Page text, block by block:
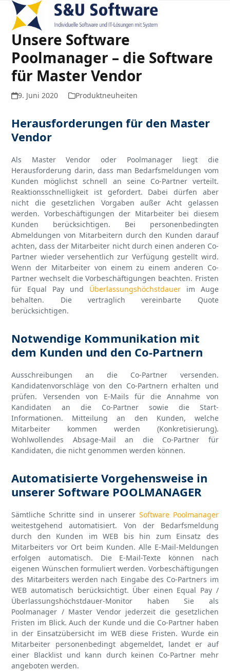
Skip
content
Open
mobile
menu
Close
mobile
menu
Unsere Software
Poolmanager – die Software
für Master Vendor
9. Juni 2020 Produktneuheiten
Herausforderungen für den Master
Vendor
Als Master Vendor oder Poolmanager liegt die
Herausforderung darin, dass man Bedarfsmeldungen vom
Kunden möglichst schnell an seine Co-Partner verteilt.
Reaktionsschnelligkeit ist gefordert. Dabei dürfen aber
nicht die gesetzlichen Vorgaben außer Acht gelassen
werden. Vorbeschäftigungen der Mitarbeiter bei diesem
Kunden berücksichtigen. Bei personenbedingten
Abmeldungen von Mitarbeitern durch den Kunden darauf
achten, dass der Mitarbeiter nicht durch einen anderen Co-
Partner wieder versehentlich zur Verfügung gestellt wird.
Wenn der Mitarbeiter von einem zu einem anderen Co-
Partner wechselt die Vorbeschäftigungen beachten. Fristen
für Equal Pay und Überlassungshöchstdauerim Auge
behalten. Die vertraglich vereinbarte Quote
berücksichtigen.
Notwendige Kommunikation mit
dem Kunden und den Co-Partnern
Ausschreibungen an die Co-Partner versenden.
Kandidatenvorschläge von den Co-Partnern erhalten und
prüfen. Versenden von E-Mails für die Annahme von
Kandidaten an die Co-Partner sowie die Start-
Informationen. Mitteilung an den Kunden, welche
Mitarbeiter kommen werden (Konkretisierung).
Wohlwollendes Absage-Mail an die Co-Partner für
Kandidaten, die nicht genommen werden können.
Automatisierte Vorgehensweise in
unserer Software POOLMANAGER
Sämtliche Schritte sind in unserer Software Poolmanager
weitestgehend automatisiert. Von der Bedarfsmeldung
durch den Kunden im WEB bis hin zum Einsatz des
Mitarbeiters vor Ort beim Kunden. Alle E-Mail-Meldungen
erfolgen automatisch. Die E-Mail-Texte können nach
eigenen Wünschen formuliert werden. Vorbeschäftigungen
des Mitarbeiters werden nach Eingabe des Co-Partners im
WEB automatisch berücksichtigt. Über einen Equal Pay /
Überlassungshöchstdauer-Monitor haben Sie als
Poolmanager / Master Vendor jederzeit die gesetzlichen
Fristen im Blick. Auch der Kunde und die Co-Partner haben
in der Einsatzübersicht im WEB diese Fristen. Wurde ein
Mitarbeiter personenbedingt abgemeldet, landet er auf
einer Blacklist und kann durch keinen Co-Partner mehr
angeboten werden.